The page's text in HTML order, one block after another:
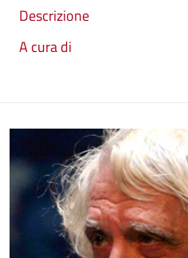
Descrizione
A cura di